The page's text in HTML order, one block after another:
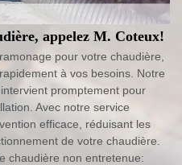
appelez M. Coteux!
pour votre chaudière,
à vos besoins. Notre
promptement pour
Avec notre service
efficace, réduisant les
de votre chaudière.
chaudière non entretenue: